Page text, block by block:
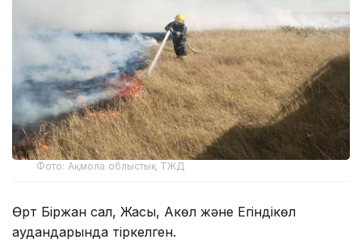
Фото: Ақмола облыстық ТЖД
Өрт Біржан сал, Жақсы, Ақкөл және Егіндікөл
аудандарында тіркелген.